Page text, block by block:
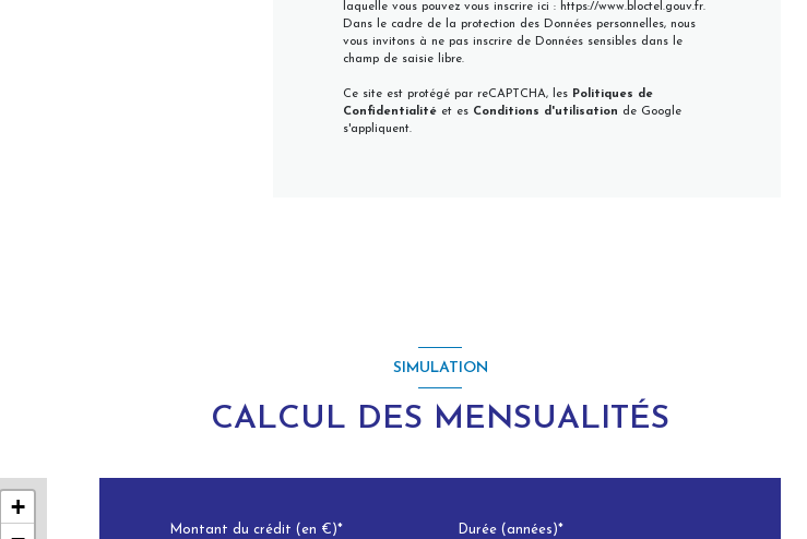
laquelle vous pouvez vous inscrire ici : https://www.bloctel.gouv.fr.
Dans le cadre de la protection des Données personnelles, nous
vous invitons à ne pas inscrire de Données sensibles dans le
champ de saisie libre.
Ce site est protégé par reCAPTCHA, les Politiques de
Confidentialitéet es Conditions d'utilisation de Google
s'appliquent.
+
SIMULATION
CALCUL DES MENSUALITÉS
Montant du crédit (en €)* Durée (années)*